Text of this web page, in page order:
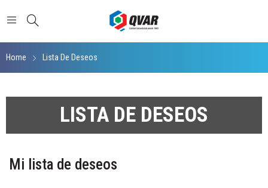
Home Lista De Deseos
LISTA DE DESEOS
Mi lista de deseos